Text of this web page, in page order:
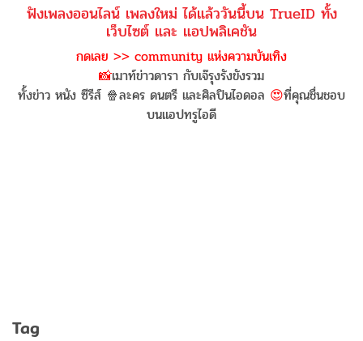
ฟังเพลงออนไลน์ เพลงใหม่ ได้แล้ววันนี้บน TrueID ทั้ง
เว็บไซต์ และ แอปพลิเคชัน
กดเลย >> community แห่งความบันเทิง
📸เมาท์ข่าวดารา กับเจ๊รุงรังขังรวม
ทั้งข่าว หนัง ซีรีส์ 🍿ละคร ดนตรี และศิลปินไอดอล 😍ที่คุณชื่นชอบ
บนแอปทรูไอดี
Tag